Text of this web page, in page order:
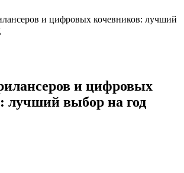
и цифровых кочевников: лучший
и цифровых
лучший выбор на год